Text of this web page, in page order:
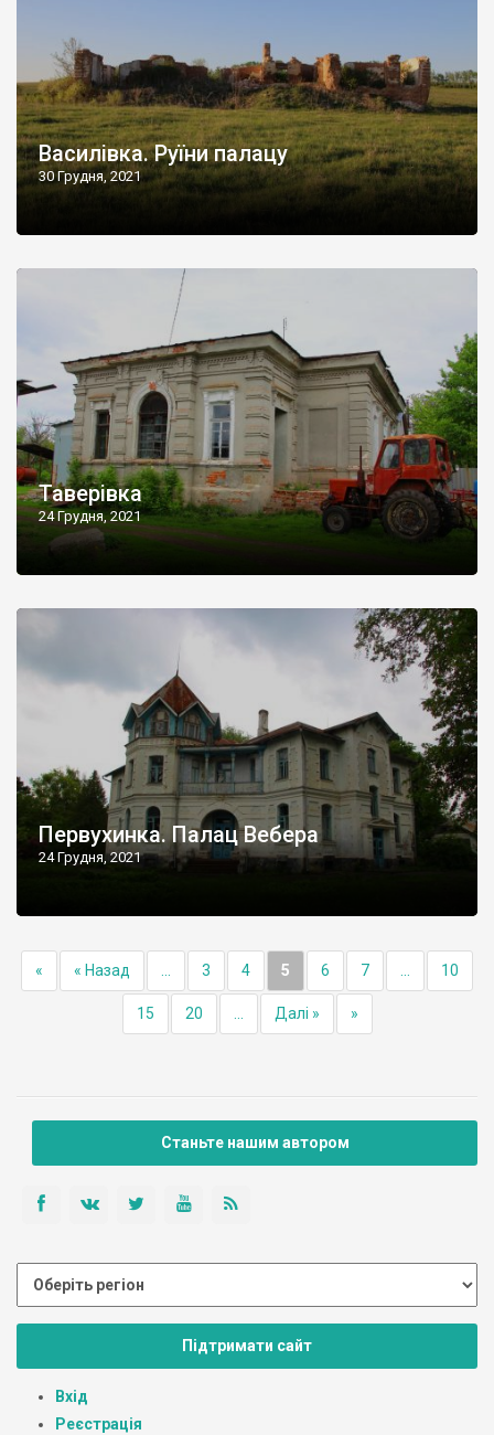
Василівка. Руїни палацу
30 Грудня, 2021
Таверівка
24 Грудня, 2021
Первухинка. Палац Вебера
24 Грудня, 2021
« « Назад 3 4 5 6 7 10
15 20 Далі » »
Станьте нашим автором
Підтримати сайт
Вхід
Реєстрація